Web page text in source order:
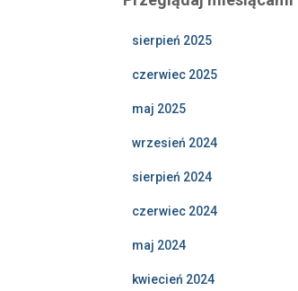
sierpień 2025
czerwiec 2025
maj 2025
wrzesień 2024
sierpień 2024
czerwiec 2024
maj 2024
kwiecień 2024